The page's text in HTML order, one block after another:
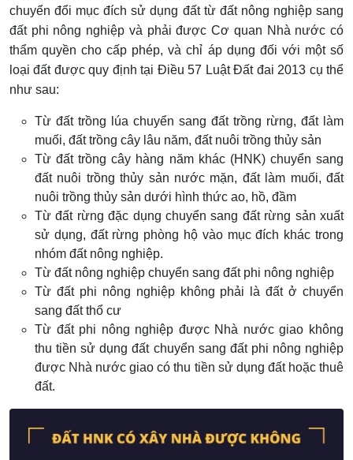
chuyển đổi mục đích sử dụng đất từ đất nông nghiệp sang
đất phi nông nghiệp và phải được Cơ quan Nhà nước có
thẩm quyền cho cấp phép, và chỉ áp dụng đối với một số
loại đất được quy định tại Điều 57 Luật Đất đai 2013 cụ thể
như sau:
Từ đất trồng lúa chuyển sang đất trồng rừng, đất làm
muối, đất trồng cây lâu năm, đất nuôi trồng thủy sản
Từ đất trồng cây hàng năm khác (HNK) chuyển sang
đất nuôi trồng thủy sản nước mặn, đất làm muối, đất
nuôi trồng thủy sản dưới hình thức ao, hồ, đầm
Từ đất rừng đặc dụng chuyển sang đất rừng sản xuất
sử dụng, đất rừng phòng hộ vào mục đích khác trong
nhóm đất nông nghiệp.
Từ đất nông nghiệp chuyển sang đất phi nông nghiệp
Từ đất phi nông nghiệp không phải là đất ở chuyển
sang đất thổ cư
Từ đất phi nông nghiệp được Nhà nước giao không
thu tiền sử dụng đất chuyển sang đất phi nông nghiệp
được Nhà nước giao có thu tiền sử dụng đất hoặc thuê
đất.